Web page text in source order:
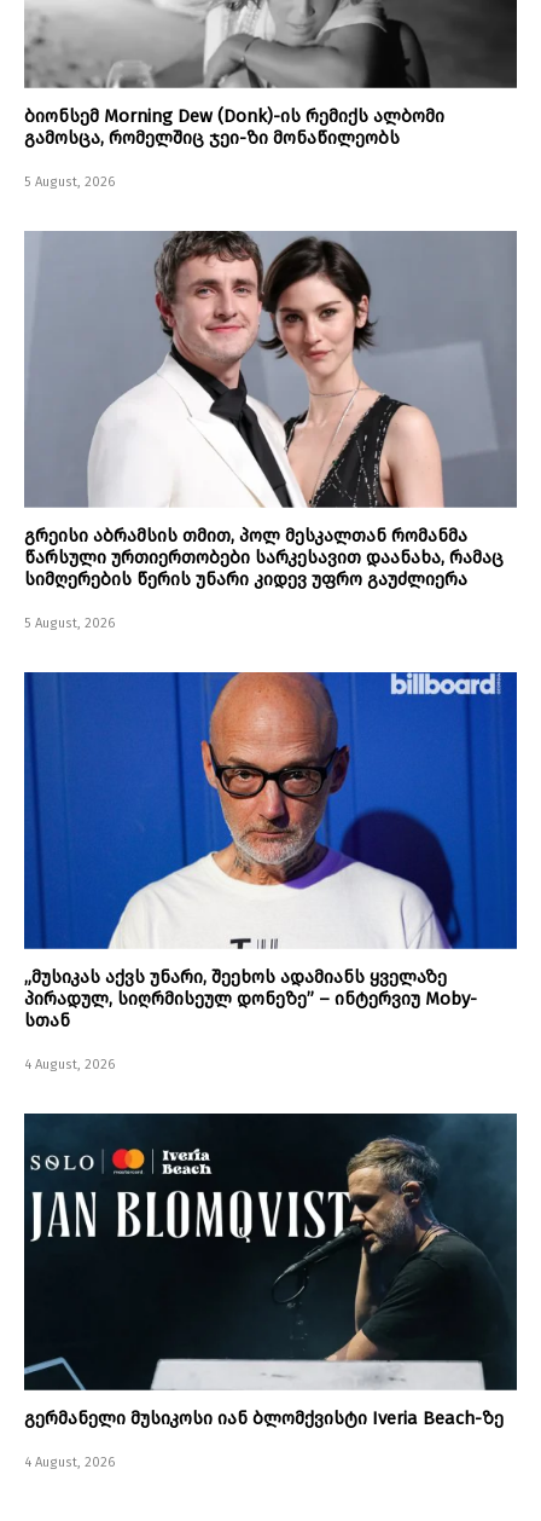
ბიონსემ Morning Dew (Donk)-ის რემიქს ალბომი
გამოსცა, რომელშიც ჯეი-ზი მონაწილეობს
5 August, 2026
გრეისი აბრამსის თმით, პოლ მესკალთან რომანმა
წარსული ურთიერთობები სარკესავით დაანახა, რამაც
სიმღერების წერის უნარი კიდევ უფრო გაუძლიერა
5 August, 2026
„მუსიკას აქვს უნარი, შეეხოს ადამიანს ყველაზე
პირადულ, სიღრმისეულ დონეზე” – ინტერვიუ Moby-
სთან
4 August, 2026
გერმანელი მუსიკოსი იან ბლომქვისტი Iveria Beach-ზე
4 August, 2026